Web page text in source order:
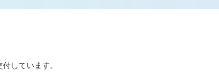
しています。